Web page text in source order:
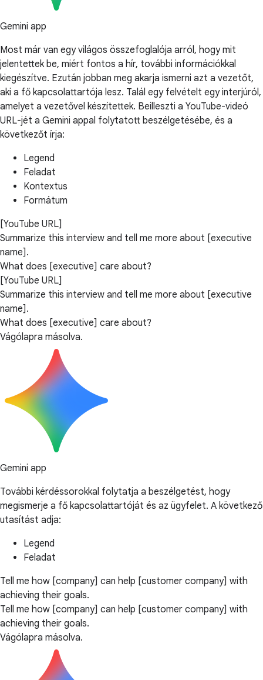
Gemini app
Most már van egy világos összefoglalója arról, hogy mit
jelentettek be, miért fontos a hír, további információkkal
kiegészítve. Ezután jobban meg akarja ismerni azt a vezetőt,
aki a fő kapcsolattartója lesz. Talál egy felvételt egy interjúról,
amelyet a vezetővel készítettek. Beilleszti a YouTube-videó
URL-jét a Gemini appal folytatott beszélgetésébe, és a
következőt írja:
Legend
Feladat
Kontextus
Formátum
[YouTube URL]
Summarize this interview and tell me more about [executive
name].
What does [executive] care about?
[YouTube URL]
Summarize this interview and tell me more about [executive
name].
What does [executive] care about?
Vágólapra másolva.
Gemini app
További kérdéssorokkal folytatja a beszélgetést, hogy
megismerje a fő kapcsolattartóját és az ügyfelet. A következő
utasítást adja:
Legend
Feladat
Tell me how [company] can help [customer company] with
achieving their goals.
Tell me how [company] can help [customer company] with
achieving their goals.
Vágólapra másolva.